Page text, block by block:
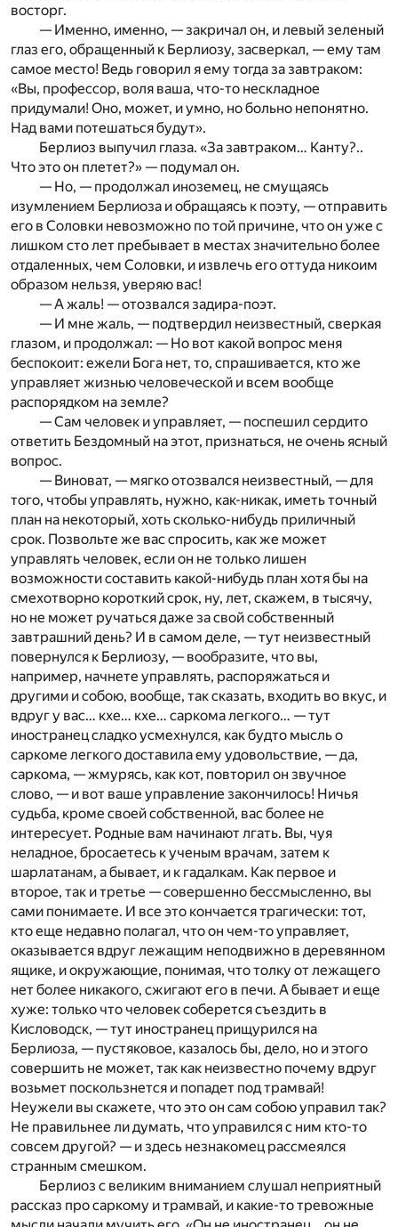
восторг.
— Именно, именно, — закричал он, и левый зеленый
глаз его, обращенный к Берлиозу, засверкал, — ему там
самое место! Ведь говорил я ему тогда за завтраком:
«Вы, профессор, воля ваша, что-то нескладное
придумали! Оно, может, и умно, но больно непонятно.
Над вами потешаться будут».
Берлиоз выпучил глаза. «За завтраком… Канту?..
Что это он плетет?» — подумал он.
— Но, — продолжал иноземец, не смущаясь
изумлением Берлиоза и обращаясь к поэту, — отправить
его в Соловки невозможно по той причине, что он уже с
лишком сто лет пребывает в местах значительно более
отдаленных, чем Соловки, и извлечь его оттуда никоим
образом нельзя, уверяю вас!
— А жаль! — отозвался задира-поэт.
— И мне жаль, — подтвердил неизвестный, сверкая
глазом, и продолжал: — Но вот какой вопрос меня
беспокоит: ежели Бога нет, то, спрашивается, кто же
управляет жизнью человеческой и всем вообще
распорядком на земле?
— Сам человек и управляет, — поспешил сердито
ответить Бездомный на этот, признаться, не очень ясный
вопрос.
— Виноват, — мягко отозвался неизвестный, — для
того, чтобы управлять, нужно, как-никак, иметь точный
план на некоторый, хоть сколько-нибудь приличный
срок. Позвольте же вас спросить, как же может
управлять человек, если он не только лишен
возможности составить какой-нибудь план хотя бы на
смехотворно короткий срок, ну, лет, скажем, в тысячу,
но не может ручаться даже за свой собственный
завтрашний день? И в самом деле, — тут неизвестный
повернулся к Берлиозу, — вообразите, что вы,
например, начнете управлять, распоряжаться и
другими и собою, вообще, так сказать, входить во вкус, и
вдруг у вас… кхе… кхе… саркома легкого… — тут
иностранец сладко усмехнулся, как будто мысль о
саркоме легкого доставила ему удовольствие, — да,
саркома, — жмурясь, как кот, повторил он звучное
слово, — и вот ваше управление закончилось! Ничья
судьба, кроме своей собственной, вас более не
интересует. Родные вам начинают лгать. Вы, чуя
неладное, бросаетесь к ученым врачам, затем к
шарлатанам, а бывает, и к гадалкам. Как первое и
второе, так и третье — совершенно бессмысленно, вы
сами понимаете. И все это кончается трагически: тот,
кто еще недавно полагал, что он чем-то управляет,
оказывается вдруг лежащим неподвижно в деревянном
ящике, и окружающие, понимая, что толку от лежащего
нет более никакого, сжигают его в печи. А бывает и еще
хуже: только что человек соберется съездить в
Кисловодск, — тут иностранец прищурился на
Берлиоза, — пустяковое, казалось бы, дело, но и этого
совершить не может, так как неизвестно почему вдруг
возьмет поскользнется и попадет под трамвай!
Неужели вы скажете, что это он сам собою управил так?
Не правильнее ли думать, что управился с ним кто-то
совсем другой? — и здесь незнакомец рассмеялся
странным смешком.
Берлиоз с великим вниманием слушал неприятный
рассказ про саркому и трамвай, и какие-то тревожные